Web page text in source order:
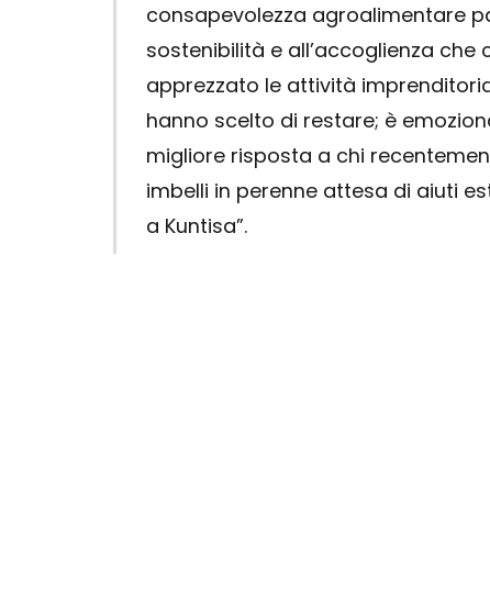
consapevolezza agroalimentare
sostenibilità e all’accoglienza
apprezzato le attività
hanno scelto di restare; è
migliore risposta a chi
imbelli in perenne attesa di aiuti
a Kuntisa”.